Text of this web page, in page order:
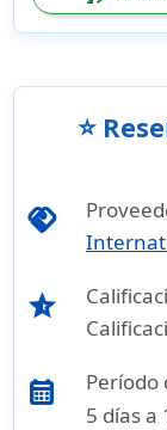
⭐
handshake
star_half
calendar_month
Período
5 días a